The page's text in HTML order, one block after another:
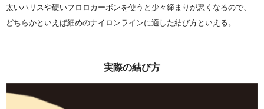
太いハリスや硬いフロロカーボンを使うと少々締まりが悪くなるので、
どちらかといえば細めのナイロンラインに適した結び方といえる。
実際の結び方